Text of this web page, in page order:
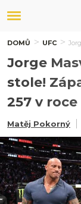
DOMŮ UFC
Jorge
stole!
257 v roce
Matěj Pokorný